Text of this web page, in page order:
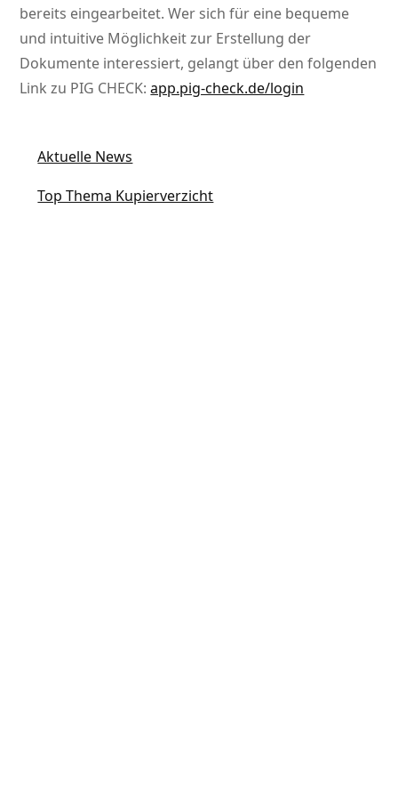
bereits eingearbeitet. Wer sich für eine bequeme
und intuitive Möglichkeit zur Erstellung der
Dokumente interessiert, gelangt über den folgenden
Link zu PIG CHECK:app.pig-check.de/login
Aktuelle News
Top Thema Kupierverzicht